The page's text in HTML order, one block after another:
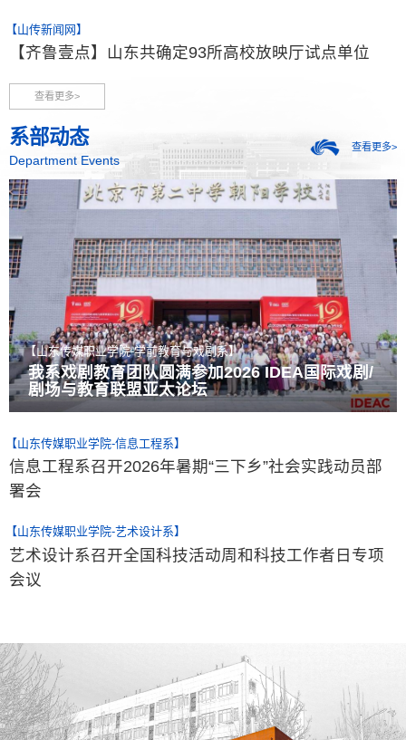
【山传新闻网】
【齐鲁壹点】山东共确定93所高校放映厅试点单位
查看更多>
系部动态
Department Events
查看更多>
【山东传媒职业学院-学前教育与戏剧系】
我系戏剧教育团队圆满参加2026 IDEA国际戏剧/
剧场与教育联盟亚太论坛
【山东传媒职业学院-信息工程系】
信息工程系召开2026年暑期“三下乡”社会实践动
员部署会
【山东传媒职业学院-艺术设计系】
艺术设计系召开全国科技活动周和科技工作者日
专项会议
【山东传媒职业学院-信息工程系】
信息工程系召开2026年暑期“三下乡”社会实践动员部
署会
【山东传媒职业学院-艺术设计系】
艺术设计系召开全国科技活动周和科技工作者日专项
会议